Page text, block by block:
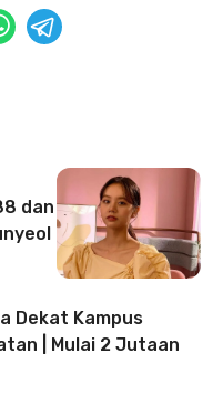
dan
Dekat Kampus
| Mulai 2 Jutaan